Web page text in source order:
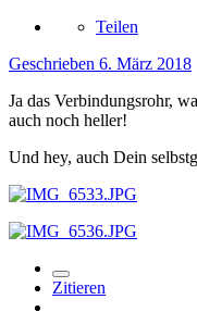
Teilen
Geschrieben 6. März 2018
Ja das Verbindungsrohr,
auch noch heller!
Und hey, auch Dein
Zitieren